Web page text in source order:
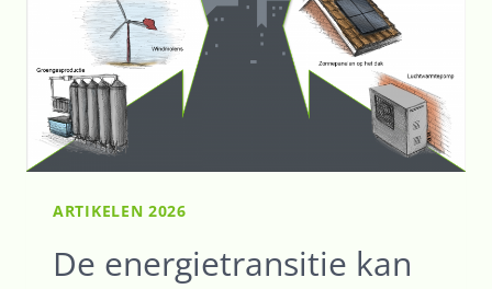
ARTIKELEN 2026
De energietransitie kan